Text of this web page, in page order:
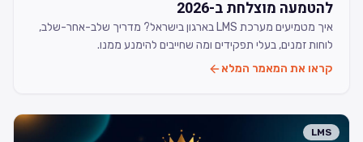
להטמעה מוצלחת ב-2026
איך מטמיעים מערכת LMS בארגון בישראל? מדריך שלב-אחר-שלב,
לוחות זמנים, בעלי תפקידים ומה שחייבים להימנע ממנו.
קראו את המאמר המלא
LMS